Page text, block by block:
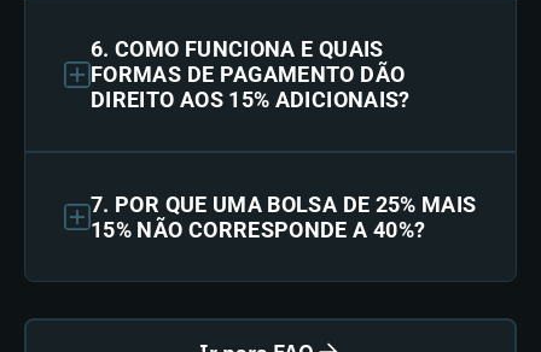
6. COMO FUNCIONA E QUAIS
FORMAS DE PAGAMENTO DÃO
DIREITO AOS 15% ADICIONAIS?
7. POR QUE UMA BOLSA DE 25% MAIS
15% NÃO CORRESPONDE A 40%?